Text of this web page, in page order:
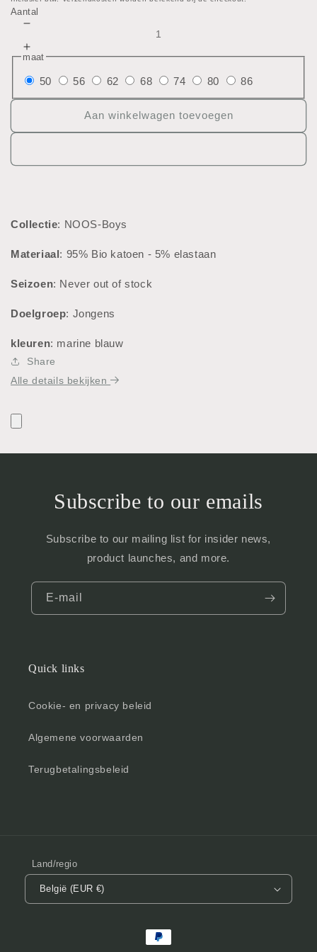
Aantal
verlagen
voor
Jogging
broek
Aantal
voor
Jogging
maat
50 56 62 68 74 80 86
Aan winkelwagen toevoegen
Collectie: NOOS-Boys
Materiaal: 95% Bio katoen - 5% elastaan
Seizoen: Never out of stock
Doelgroep: Jongens
kleuren: marine blauw
Share
Alle details bekijken
Subscribe to our emails
Subscribe to our mailing list for insider news,
product launches, and more.
E‑mail
Quick links
Cookie- en privacy beleid
Algemene voorwaarden
Terugbetalingsbeleid
Land/regio
België (EUR €)
Betaalmethoden